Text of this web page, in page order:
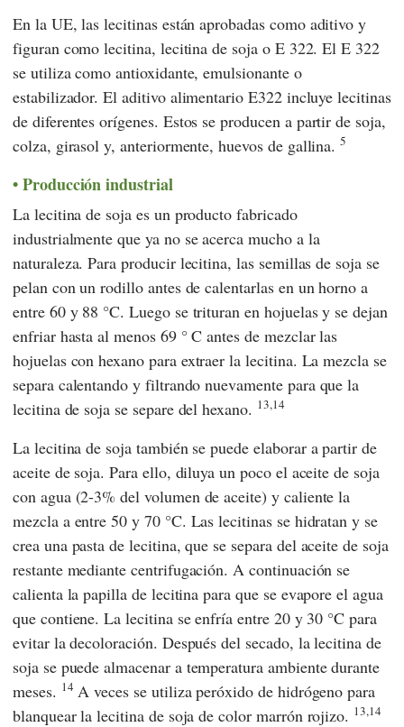
En la UE, las lecitinas están aprobadas como aditivo y
figuran como lecitina, lecitina de soja o E 322. El E 322
se utiliza como antioxidante, emulsionante o
estabilizador. El aditivo alimentario E322 incluye lecitinas
de diferentes orígenes. Estos se producen a partir de soja,
colza, girasol y, anteriormente, huevos de gallina.5
Producción industrial
La lecitina de soja es un producto fabricado
industrialmente que ya no se acerca mucho a la
naturaleza. Para producir lecitina, las semillas de soja se
pelan con un rodillo antes de calentarlas en un horno a
entre 60 y 88 °C. Luego se trituran en hojuelas y se dejan
enfriar hasta al menos 69 ° C antes de mezclar las
hojuelas con hexano para extraer la lecitina. La mezcla se
separa calentando y filtrando nuevamente para que la
lecitina de soja se separe del hexano. 13,14
La lecitina de soja también se puede elaborar a partir de
aceite de soja. Para ello, diluya un poco el aceite de soja
con agua (2-3% del volumen de aceite) y caliente la
mezcla a entre 50 y 70 °C. Las lecitinas se hidratan y se
crea una pasta de lecitina, que se separa del aceite de soja
restante mediante centrifugación. A continuación se
calienta la papilla de lecitina para que se evapore el agua
que contiene. La lecitina se enfría entre 20 y 30 °C para
evitar la decoloración. Después del secado, la lecitina de
soja se puede almacenar a temperatura ambiente durante
meses. 14 A veces se utiliza peróxido de hidrógeno para
blanquear la lecitina de soja de color marrón rojizo. 13,14